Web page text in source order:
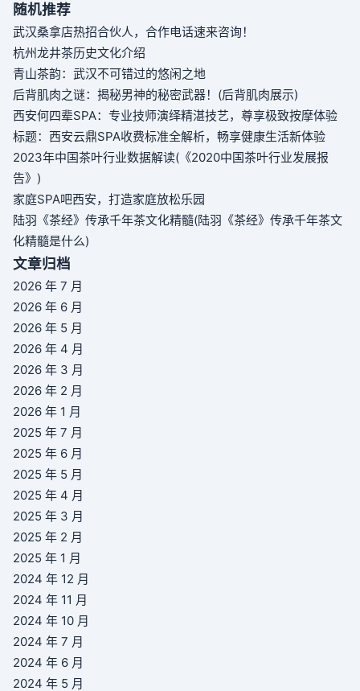
随机推荐
武汉桑拿店热招合伙人，合作电话速来咨询！
杭州龙井茶历史文化介绍
青山茶韵：武汉不可错过的悠闲之地
后背肌肉之谜：揭秘男神的秘密武器！(后背肌肉展示)
西安何四辈SPA：专业技师演绎精湛技艺，尊享极致按摩体验
标题：西安云鼎SPA收费标准全解析，畅享健康生活新体验
2023年中国茶叶行业数据解读(《2020中国茶叶行业发展报
告》)
家庭SPA吧西安，打造家庭放松乐园
陆羽《茶经》传承千年茶文化精髓(陆羽《茶经》传承千年茶文
化精髓是什么)
文章归档
2026 年 7 月
2026 年 6 月
2026 年 5 月
2026 年 4 月
2026 年 3 月
2026 年 2 月
2026 年 1 月
2025 年 7 月
2025 年 6 月
2025 年 5 月
2025 年 4 月
2025 年 3 月
2025 年 2 月
2025 年 1 月
2024 年 12 月
2024 年 11 月
2024 年 10 月
2024 年 7 月
2024 年 6 月
2024 年 5 月